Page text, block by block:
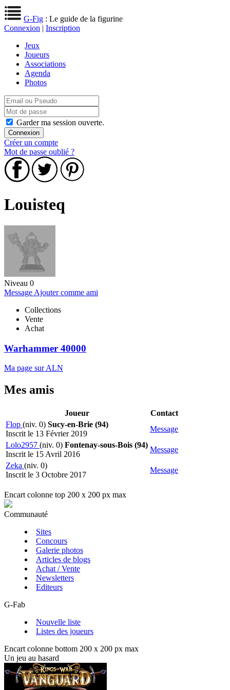
G-Fig : Le guide de la figurine
Connexion | Inscription
Jeux
Joueurs
Associations
Agenda
Photos
Garder ma session ouverte.
Créer un compte
Mot de passe oublié ?
Louisteq
Niveau 0
Message Ajouter comme ami
Collections
Vente
Achat
Warhammer 40000
Ma page sur ALN
Mes amis
Joueur
Contact
Flop (niv. 0) Sucy-en-Brie (94)
Inscrit le 13 Février 2019
Message
Lolo2957 (niv. 0) Fontenay-sous-Bois (94)
Inscrit le 15 Avril 2016
Message
Zeka (niv. 0)
Inscrit le 3 Octobre 2017
Message
Encart colonne top 200 x 200 px max
Communauté
Sites
Concours
Galerie photos
Articles de blogs
Achat / Vente
Newsletters
Editeurs
G-Fab
Nouvelle liste
Listes des joueurs
Encart colonne bottom 200 x 200 px max
Un jeu au hasard